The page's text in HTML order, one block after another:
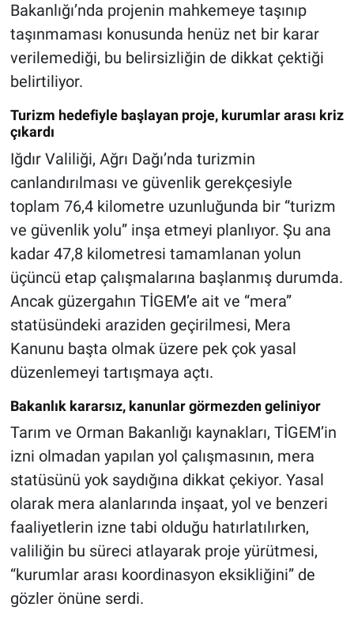
Bakanlığı’nda projenin mahkemeye taşınıp
taşınmaması konusunda henüz net bir karar
verilemediği, bu belirsizliğin de dikkat çektiği
belirtiliyor.
Turizm hedefiyle başlayan proje, kurumlar arası kriz
çıkardı
Iğdır Valiliği, Ağrı Dağı’nda turizmin
canlandırılması ve güvenlik gerekçesiyle
toplam 76,4 kilometre uzunluğunda bir “turizm
ve güvenlik yolu” inşa etmeyi planlıyor. Şu ana
kadar 47,8 kilometresi tamamlanan yolun
üçüncü etap çalışmalarına başlanmış durumda.
Ancak güzergahın TİGEM’e ait ve “mera”
statüsündeki araziden geçirilmesi, Mera
Kanunu başta olmak üzere pek çok yasal
düzenlemeyi tartışmaya açtı.
Bakanlık kararsız, kanunlar görmezden geliniyor
Tarım ve Orman Bakanlığı kaynakları, TİGEM’in
izni olmadan yapılan yol çalışmasının, mera
statüsünü yok saydığına dikkat çekiyor. Yasal
olarak mera alanlarında inşaat, yol ve benzeri
faaliyetlerin izne tabi olduğu hatırlatılırken,
valiliğin bu süreci atlayarak proje yürütmesi,
“kurumlar arası koordinasyon eksikliğini” de
gözler önüne serdi.